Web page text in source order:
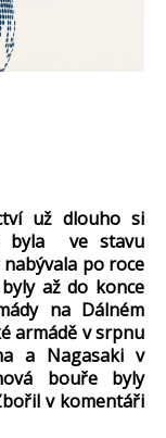
už dlouho si
byla ve stavu
po roce
až do konce
na Dálném
armádě v srpnu
a Nagasaki v
bouře byly
v komentáři